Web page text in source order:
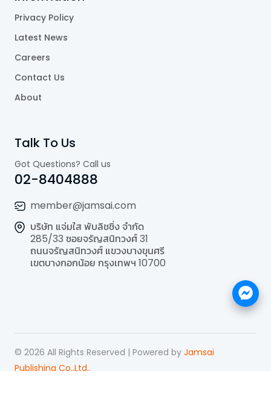
Privacy Policy
Latest News
Careers
Contact Us
About
Talk To Us
Got Questions? Call us
02-8404888
member@jamsai.com
บริษัท แจ่มใส พับลิชชิ่ง จำกัด
285/33 ซอยจรัญสนิทวงศ์ 31
ถนนจรัญสนิทวงศ์ แขวงบางขุนศรี
เขตบางกอกน้อย กรุงเทพฯ 10700
© 2026 All Rights Reserved | Powered by Jamsai
Publishing Co.,Ltd..